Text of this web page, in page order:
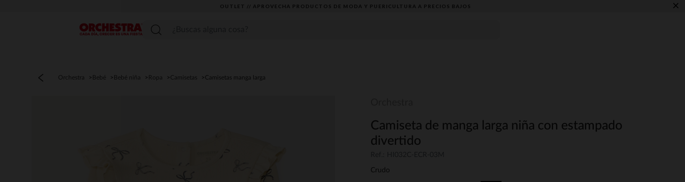
OUTLET // APROVECHA PRODUCTOS DE MODA Y PUERICULTURA A PRECIOS BAJOS ×
Menú
Orchestra Bebé Bebé niña Ropa Camisetas Camisetas manga larga
Camiseta de manga larga niña con estampado
divertido
Crudo